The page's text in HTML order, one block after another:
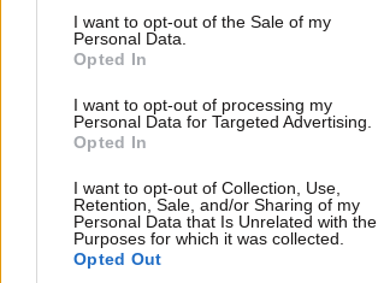
consent section.
I want to opt-out of the Sale of my
Personal Data.
Opted In
I want to opt-out of processing my
Personal Data for Targeted Advertising.
Opted In
I want to opt-out of Collection, Use,
Retention, Sale, and/or Sharing of my
Personal Data that Is Unrelated with the
Purposes for which it was collected.
Opted Out